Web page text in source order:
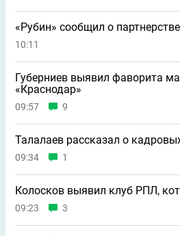
«Рубин» сообщил о
10:11
Губерниев выявил фаворита
«Краснодар»
09:57 9
Талалаев рассказал о
09:34 1
Колосков выявил клуб РПЛ,
09:23 3